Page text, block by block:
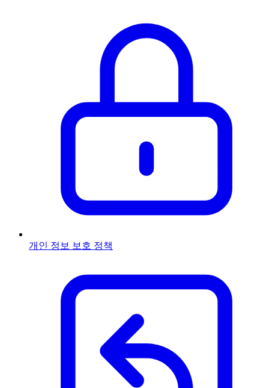
개인 정보 보호 정책